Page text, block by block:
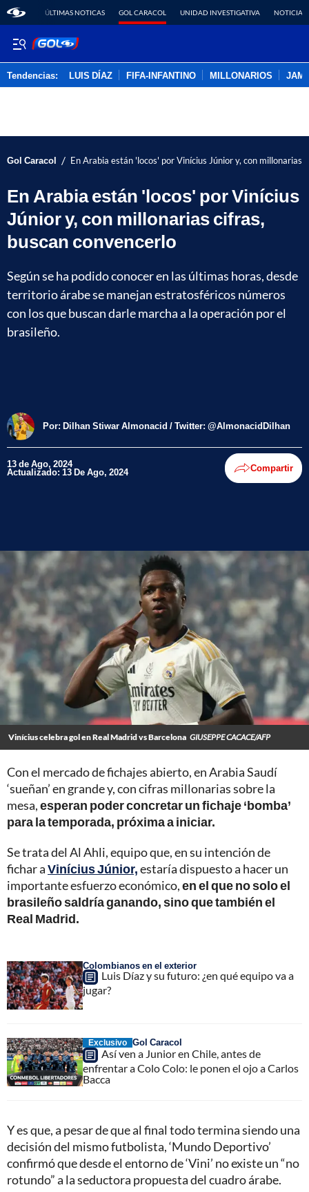
ÚLTIMAS NOTICAS GOL CARACOL UNIDAD INVESTIGATIVA NOTICIAS
Tendencias: LUIS DÍAZ FIFA-INFANTINO MILLONARIOS
Gol Caracol / En Arabia están 'locos' por Vinícius Júnior y, con millonarias
En Arabia están 'locos' por Vinícius
Júnior y, con millonarias cifras,
buscan convencerlo
Según se ha podido conocer en las últimas horas, desde
territorio árabe se manejan estratosféricos números
con los que buscan darle marcha a la operación por el
brasileño.
Por: Dilhan Stiwar Almonacid / Twitter: @AlmonacidDilhan
13 de Ago, 2024
Actualizado: 13 De Ago, 2024 Compartir
Vinícius celebra gol en Real Madrid vs Barcelona GIUSEPPE CACACE/AFP
Con el mercado de fichajes abierto, en Arabia Saudí
‘sueñan’ en grande y, con cifras millonarias sobre la
mesa,esperan poder concretar un fichaje ‘bomba’
para la temporada, próxima a iniciar.
Se trata del Al Ahli, equipo que, en su intención de
fichar aVinícius Júnior,estaría dispuesto a hacer un
importante esfuerzo económico,en el que no solo el
brasileño saldría ganando, sino que también el
Real Madrid.
Colombianos en el exterior
Luis Díaz y su futuro: ¿en qué equipo va a
jugar?
Exclusivo Gol Caracol
Así ven a Junior en Chile, antes de
enfrentar a Colo Colo: le ponen el ojo a Carlos
Bacca
Y es que, a pesar de que al final todo termina siendo una
decisión del mismo futbolista, ‘Mundo Deportivo’
confirmó que desde el entorno de ‘Vini’ no existe un “no
rotundo” a la seductora propuesta del cuadro árabe.